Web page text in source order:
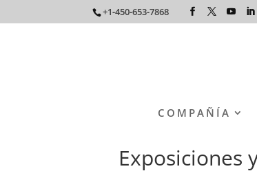
+1-450-653-7868
COMPAÑÍA
Exposiciones